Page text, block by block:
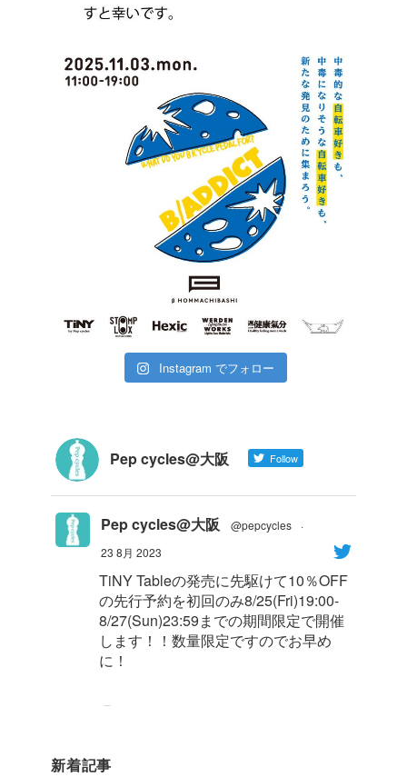
Instagram でフォロー
Pep cycles@大阪 Follow
Pep cycles@大阪 @pepcycles
·
23 8月 2023
TiNY Tableの発売に先駆けて10％OFF
の先行予約を初回のみ8/25(Fri)19:00-
8/27(Sun)23:59までの期間限定で開催
します！！数量限定ですのでお早め
に！
Pep cycles@大阪
新着記事